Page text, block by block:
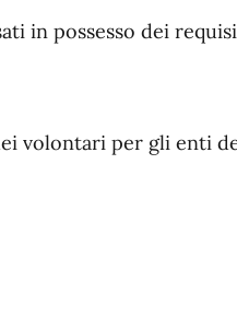
in possesso dei
volontari per gli enti